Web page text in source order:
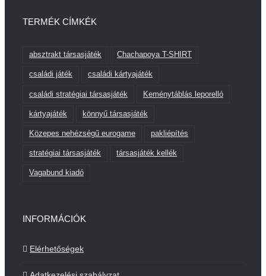
TERMÉK CÍMKÉK
absztrakt társasjáték Chachapoya T-SHIRT
családi játék családi kártyajáték
családi stratégiai társasjáték Keménytáblás leporelló
kártyajáték könnyű társasjáték
Közepes nehézségű eurogame pakliépítés
stratégiai társasjáték társasjáték kellék
Vagabund kiadó
INFORMÁCIÓK
Elérhetőségek